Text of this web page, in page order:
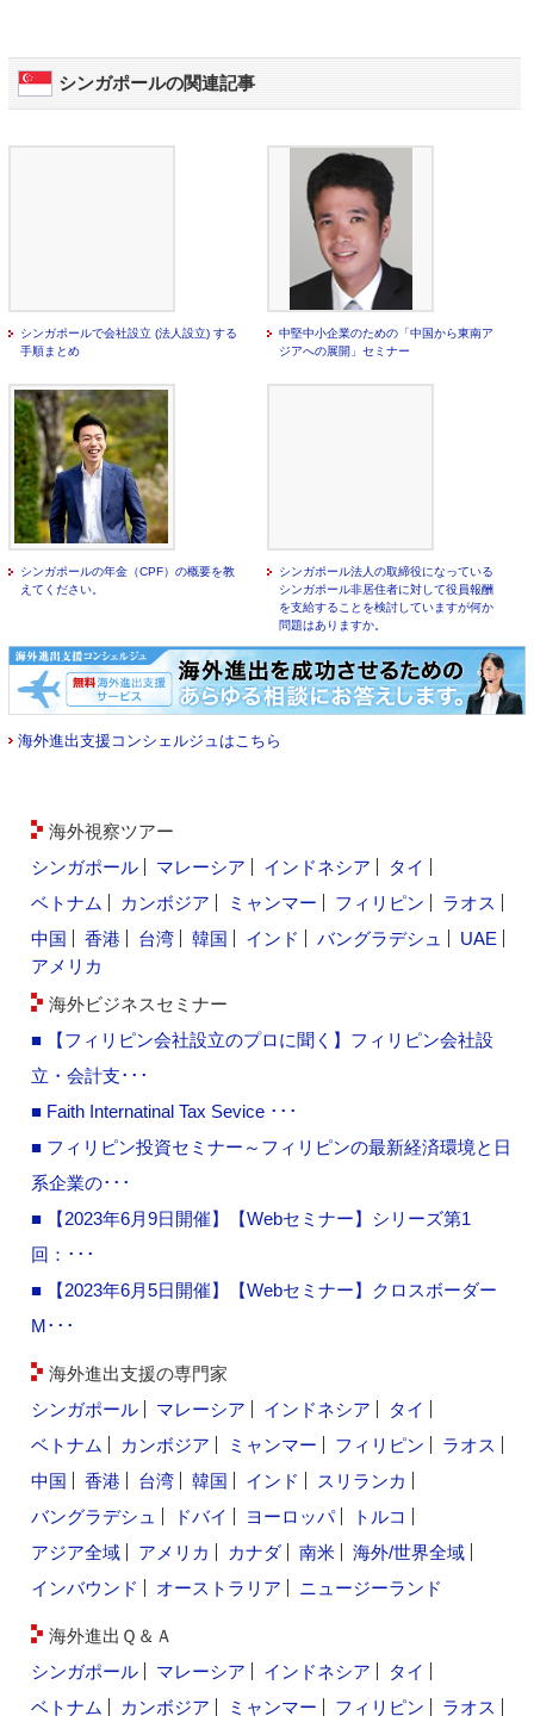
シンガポールの関連記事
シンガポールで会社設立 (法人設立) する
手順まとめ
中堅中小企業のための「中国から東南ア
ジアへの展開」セミナー
シンガポールの年金（CPF）の概要を教
えてください。
シンガポール法人の取締役になっている
シンガポール非居住者に対して役員報酬
を支給することを検討していますが何か
問題はありますか。
海外進出支援コンシェルジュはこちら
海外視察ツアー
シンガポール
マレーシア インドネシア
タイ
ベトナム
カンボジア ミャンマー フィリピン
ラオス
中国
香港 台湾 韓国 インド バングラデシュ
UAE
アメリカ
海外ビジネスセミナー
■ 【フィリピン会社設立のプロに聞く】フィリピン会社設
立・会計支･･･
■ Faith Internatinal Tax Sevice ･･･
■ フィリピン投資セミナー～フィリピンの最新経済環境と日
系企業の･･･
■ 【2023年6月9日開催】【Webセミナー】シリーズ第1
回：･･･
■ 【2023年6月5日開催】【Webセミナー】クロスボーダー
M･･･
海外進出支援の専門家
シンガポール
マレーシア インドネシア
タイ
ベトナム
カンボジア ミャンマー フィリピン
ラオス
中国
香港 台湾 韓国 インド
スリランカ
バングラデシュ
ドバイ ヨーロッパ
トルコ
アジア全域
アメリカ カナダ 南米
海外/世界全域
インバウンド
オーストラリア ニュージーランド
海外進出Ｑ＆Ａ
シンガポール
マレーシア インドネシア
タイ
ベトナム
カンボジア ミャンマー フィリピン ラオス